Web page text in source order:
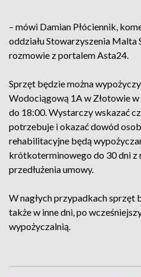
– mówi Damian Płóciennik,
oddziału Stowarzyszenia Malta
rozmowie z portalem Asta24.
Sprzęt będzie można
Wodociągową 1A w Złotowie
do 18:00. Wystarczy wskazać
potrzebuje i okazać dowód
rehabilitacyjne będą
krótkoterminowego do 30 dni z
przedłużenia umowy.
W nagłych przypadkach sprzęt
także w inne dni, po
wypożyczalnią.